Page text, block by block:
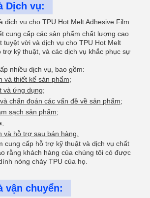
Dịch vụ:
dịch vụ cho TPU Hot Melt Adhesive Film
cung cấp các sản phẩm chất lượng cao
tuyệt vời và dịch vụ cho TPU Hot Melt
trợ kỹ thuật, và các dịch vụ khắc phục sự
nhiều dịch vụ, bao gồm:
và thiết kế sản phẩm;
và ứng dụng;
chẩn đoán các vấn đề về sản phẩm;
sạch sản phẩm;
và hỗ trợ sau bán hàng.
cung cấp hỗ trợ kỹ thuật và dịch vụ chất
rằng khách hàng của chúng tôi có được
nóng chảy TPU của họ.
vận chuyển: